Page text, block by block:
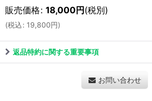
販売価格: 18,000円(税別)
(税込: 19,800円)
返品特約に関する重要事項
お問い合わせ